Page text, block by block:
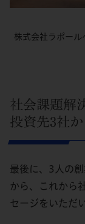
株式会社ラポール
社会課題解
投資先3社
最後に、3人の
から、これから
セージをいただ